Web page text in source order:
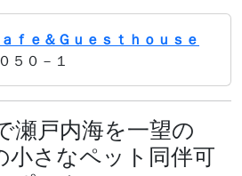
ｆｅ＆Ｇｕｅｓｔｈｏｕｓｅ
５０－１
瀬戸内海を一望の
小さなペット同伴可